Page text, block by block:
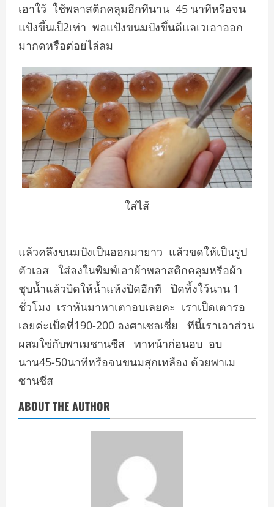
เอาใว้​ ใช้พลาสติกคลุมอีกทีนาน​ 45​ นาทีหรือจน
แป้งขึ้นเป็​2​เท่า​ พอแป้งขนมปังขึ้นดีแลเวเอาออก
มากดหรือต่อยไล่ลม​
ใส่ไส้
แล้วคลึงขนมปังเป็นออกมายาว​ แล้วขดให้เป็นรูป
ตัวเอส​ ใส่ลงในพิมพ์เอาผ้าพลาสติกคลุมหรือผ้า
ชุบน้ำแล้วบิดให้น้ำแห้งปิดอีกที​ ปิดทิ้งใว้นาน​ 1​
ชั่วโมง​ เราหันมาหาเตาอบเลยคะ​ เราเป็ดเตารอ
เลยค่ะเป็ดที่190-200​ องศาเซลเซี่ย ทีนี้เราเอาส่วน
ผสมใข่กับพาเมชานชีส​ ทาหน้าก่อนอบ​ อบ
นาน45-50นาทีหรือจนขนมสุกเหลือง​ ด้วยพาเม
ซานซีส
ABOUT THE AUTHOR